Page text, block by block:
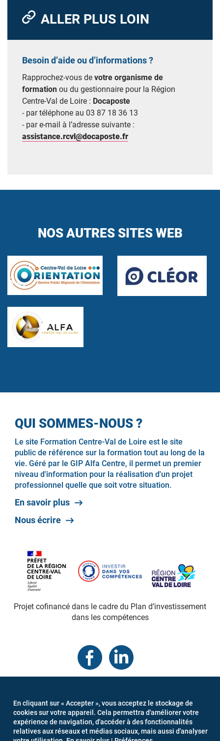
ALLER PLUS LOIN
Besoin d’aide ou d’informations ?
Rapprochez-vous de votre organisme de
formation ou du gestionnaire pour la Région
Centre-Val de Loire : Docaposte
- par téléphone au 03 87 18 36 13
- par e-mail à l’adresse suivante :
assistance.rcvl@docaposte.fr
NOS AUTRES SITES WEB
QUI SOMMES-NOUS ?
Le site Formation Centre-Val de Loire est le site
public de référence sur la formation tout au long de la
vie. Géré par le GIP Alfa Centre, il permet un premier
niveau d'information pour la réalisation d'un projet
professionnel quelle que soit votre situation.
En savoir plus
Nous écrire
Projet cofinancé dans le cadre du Plan d’investissement
dans les compétences
PIED
DE
PAGE
Connexion
Newsletter
Gestion des cookies
En cliquant sur « Accepter », vous acceptez le stockage de
cookies sur votre appareil. Cela permettra d'améliorer votre
expérience de navigation, d'accéder à des fonctionnalités
relatives aux réseaux et médias sociaux, mais aussi d'analyser